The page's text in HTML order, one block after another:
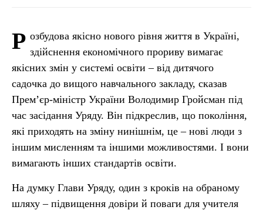
Р озбудова якісно нового рівня життя в Україні,
здійснення економічного прориву вимагає
якісних змін у системі освіти – від дитячого
садочка до вищого навчального закладу, сказав
Прем’єр-міністр України Володимир Гройсман під
час засідання Уряду. Він підкреслив, що покоління,
які приходять на зміну нинішнім, це – нові люди з
іншим мисленням та іншими можливостями. І вони
вимагають інших стандартів освіти.
На думку Глави Уряду, один з кроків на обраному
шляху – підвищення довіри й поваги для учителя